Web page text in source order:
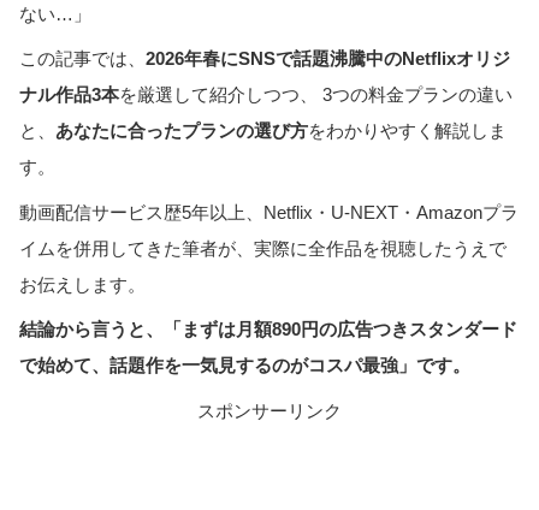
ない…」
この記事では、 2026年春にSNSで話題沸騰中のNetflixオリジ
ナル作品3本を厳選して紹介しつつ、 3つの料金プランの違い
と、 あなたに合ったプランの選び方をわかりやすく解説しま
す。
動画配信サービス歴5年以上、Netflix・U-NEXT・Amazonプラ
イムを併用してきた筆者が、実際に全作品を視聴したうえで
お伝えします。
結論から言うと、「まずは月額890円の広告つきスタンダード
で始めて、話題作を一気見するのがコスパ最強」です。
スポンサーリンク